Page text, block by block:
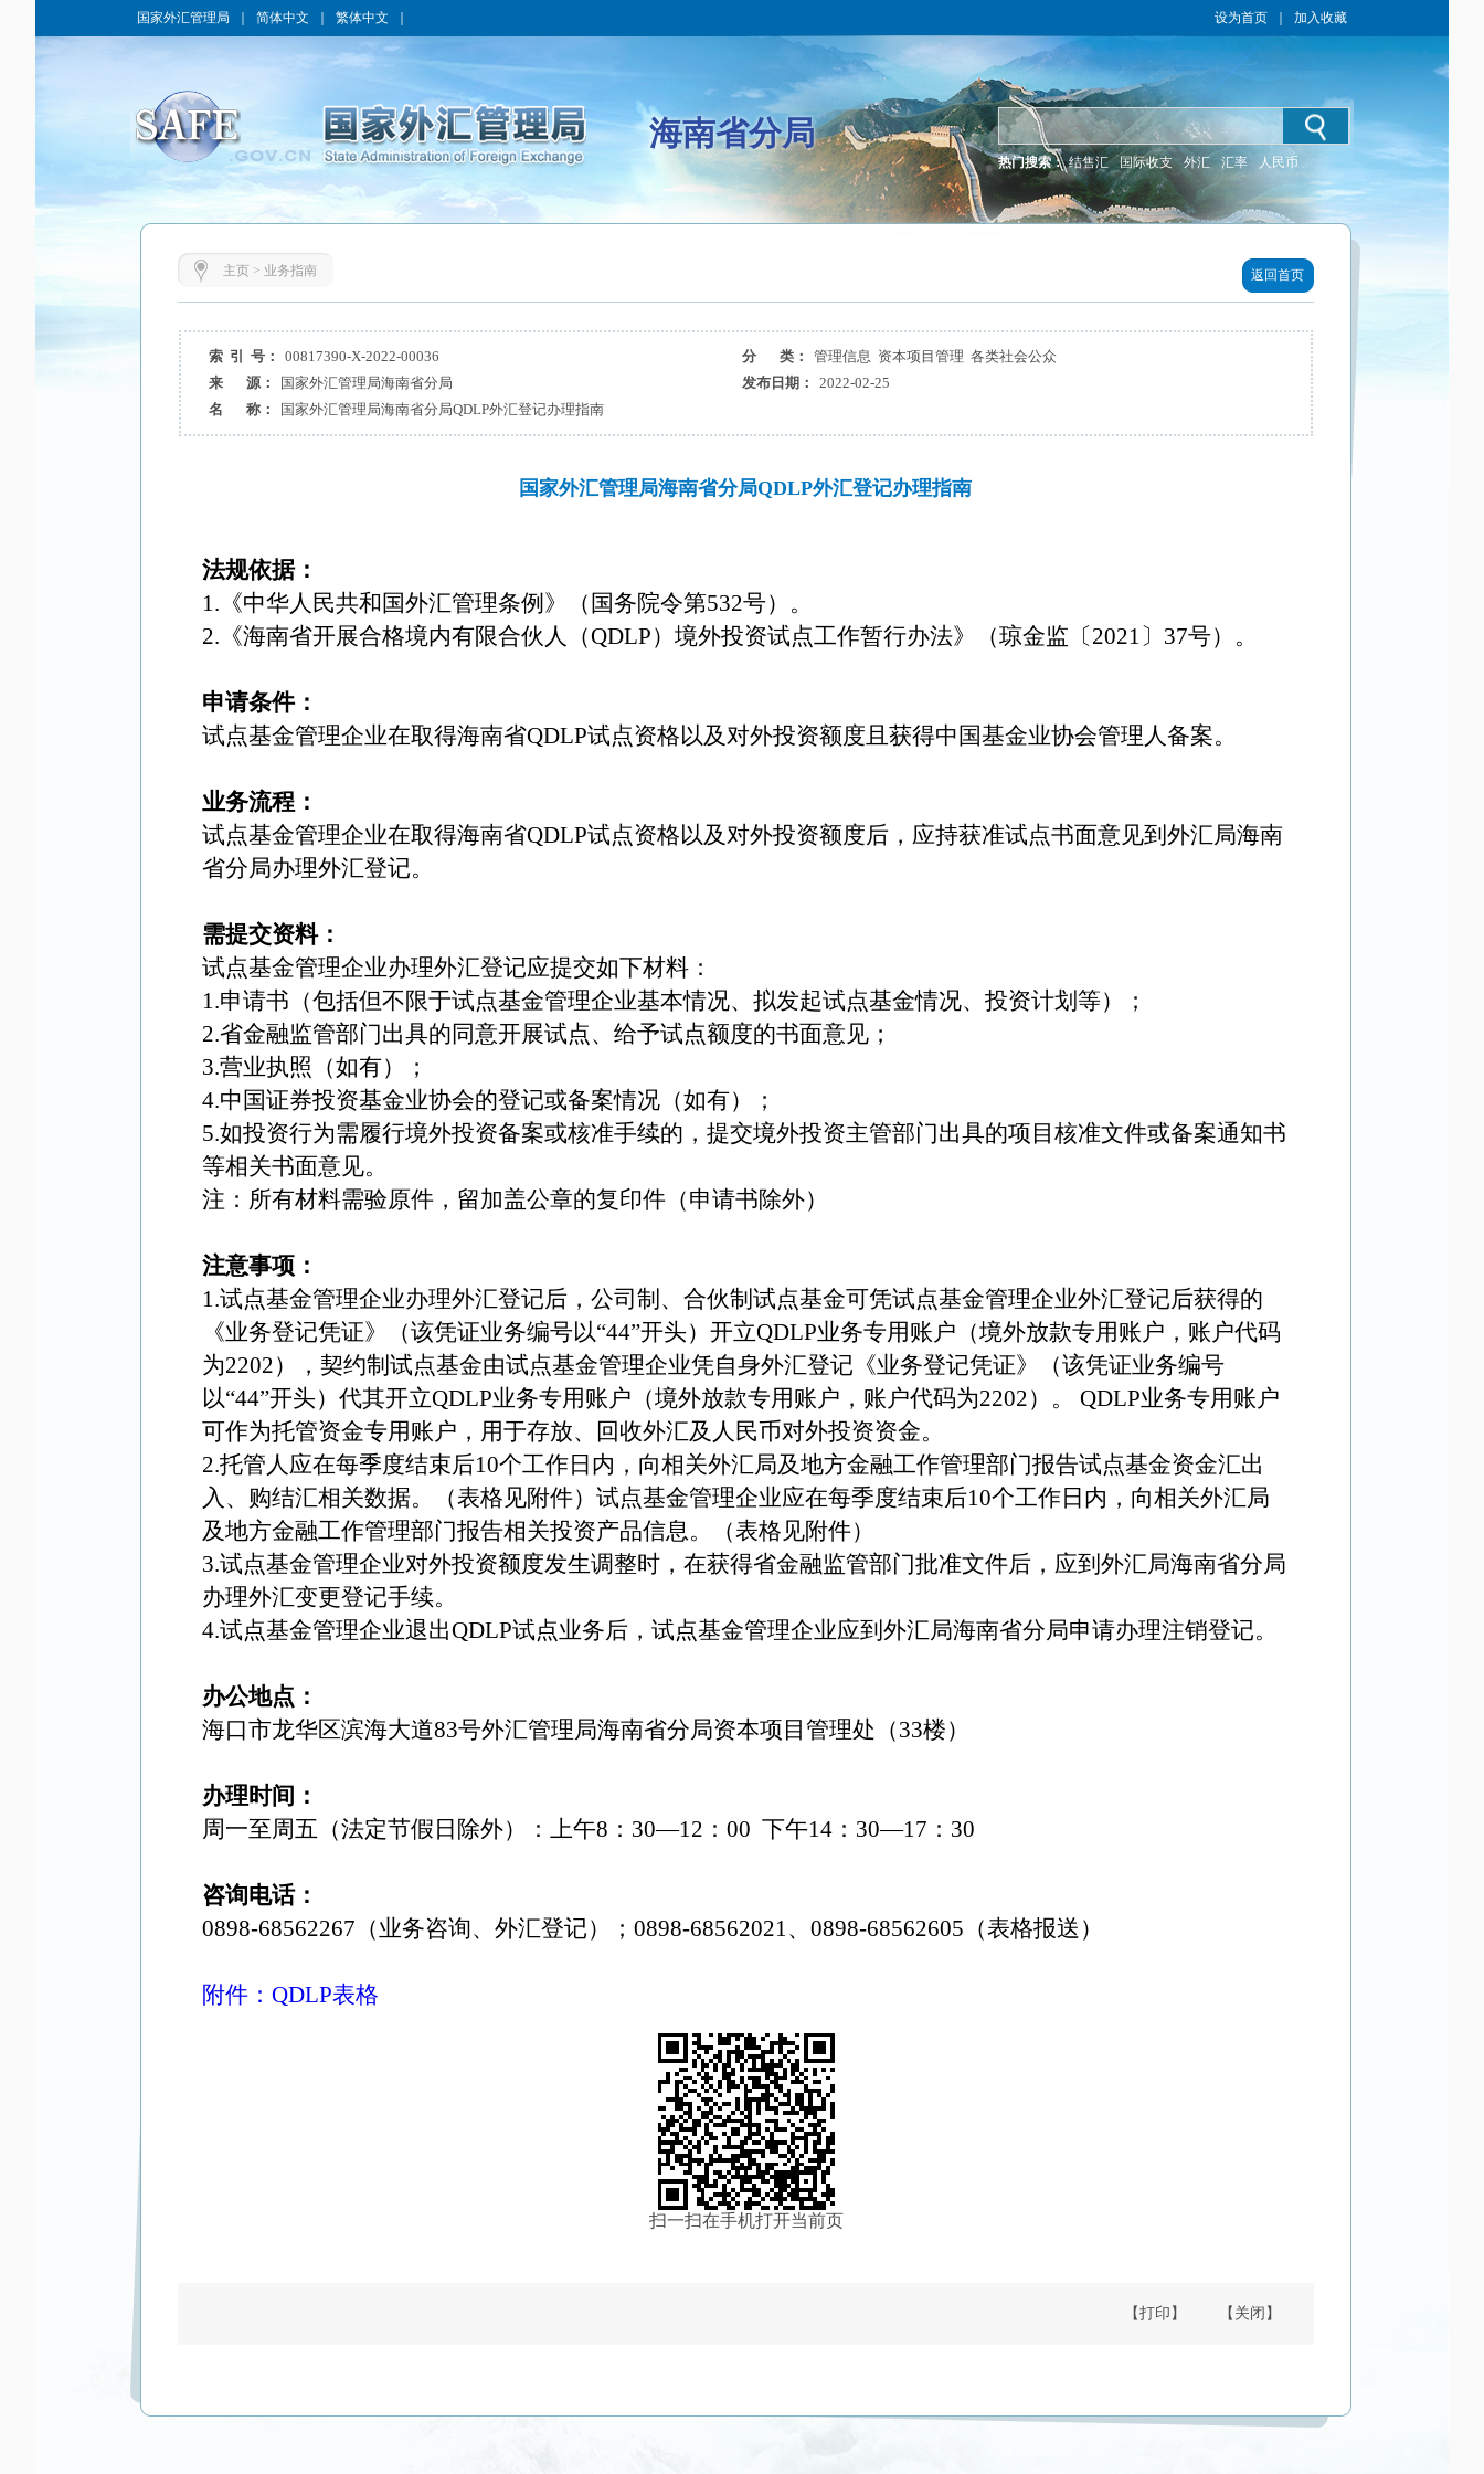
国家外汇管理局 简体中文 繁体中文 设为首页 加入收藏
海南省分局
热门搜索： 结售汇 国际收支 外汇 汇率 人民币
主页> 业务指南 返回首页
索 引 号： 00817390-X-2022-00036 分 类：
管理信息 资本项目管理 各类社会公众
来 源：
国家外汇管理局海南省分局 发布日期：
2022-02-25
名 称：
国家外汇管理局海南省分局QDLP外汇登记办理指南
国家外汇管理局海南省分局QDLP外汇登记办理指南
法规依据：
1.《中华人民共和国外汇管理条例》（国务院令第532号）。
2. 《海南省开展合格境内有限合伙人（QDLP）境外投资试点工作暂行办法》 （琼金监 〔2021〕 37号）。
申请条件：
试点基金管理企业在取得海南省QDLP试点资格以及对外投资额度且获得中国基金业协会管理人备案。
业务流程：
试点基金管理企业在取得海南省QDLP试点资格以及对外投资额度后，应持获准试点书面意见到 外汇局海南
省分局办理外汇登记。
需提交资料：
试点基金管理企业办理外汇登记应提交如下材料：
1.申请书（包括但不限于试点基金管理企业基本情况、拟发起试点基金情况、投资计划等）；
2.省金融监管部门出具的同意开展试点、给予试点额度的书面意见；
3.营业执照（如有）；
4.中国证券投资基金业协会的登记或备案情况（如有）；
5.如投资行为需履行境外投资备案或核准手续的，提交境外投资主管部门出具的项目核准文件或备案通知书
等相关书面意见。
注：所有材料需验原件，留加盖公章的复印件（申请书除外）
注意事项：
1.试点基金管理企业办理外汇登记后，公司制、合伙制试点基金可凭试点基金管理企业外汇登记后获得的
《业务登记凭证》（该凭证业务编号以“44”开头）开立QDLP业务专用账户（境外放款专用账户，账户代码
为2202），契约制试点基金由试点基金管理企业凭自身外汇登记《业务登记凭证》（该凭证业务编号
以“44”开头）代其开立QDLP业务专用账户（境外放款专用账户，账户代码为2202）。 QDLP业务专用账户
可作为托管资金专用账户，用于存放、回收外汇及人民币对外投资资金。
2.托管人应在每季度结束后10个工作日内，向相关外汇局及地方金融工作管理部门报告试点基金资金汇出
入、购结汇相关数据。
（表格见附件） 试点基金管理企业应在每季度结束后10个工作日内，向相关外汇局
及地方金融工作管理部门报告相关投资产品信息。（表格见附件）
3.试点基金管理企业对外投资额度发生调整时，在获得省金融监管部门批准文件后，应到外汇局海南省分局
办理外汇变更登记手续。
4.试点基金管理企业退出QDLP试点业务后，试点基金管理企业应到外汇局海南省分局申请办理注销登记。
办公地点：
海口市龙华区滨海大道83号外汇管理局海南省分局资本项目管理处（33楼）
办理时间：
周一至周五（法定节假日除外）：上午8：30—12：00 下午14：30—17：30
咨询电话：
0898-68562267（业务咨询、外汇登记）；0898-68562021、0898-68562605（表格报送）
附件：QDLP表格
扫一扫在手机打开当前页
【打印】 【关闭】